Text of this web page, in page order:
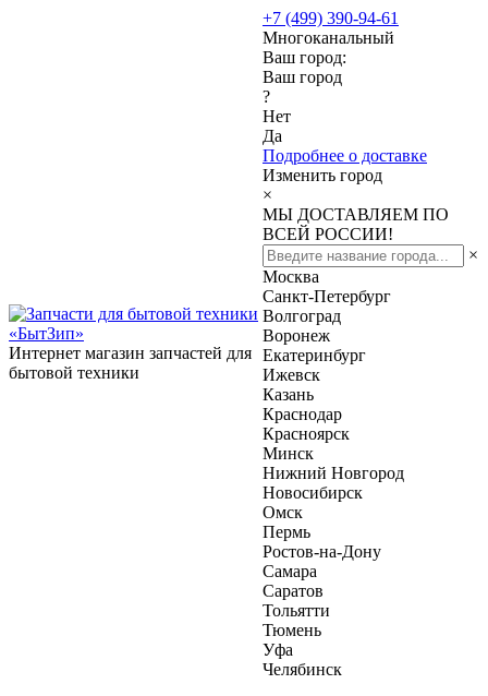
Интернет магазин запчастей для
бытовой техники
+7 (499) 390-94-61
Многоканальный
Ваш город:
Ваш город
?
Нет
Да
Подробнее о доставке
Изменить город
×
МЫ ДОСТАВЛЯЕМ ПО
ВСЕЙ РОССИИ!
×
Москва
Санкт-Петербург
Волгоград
Воронеж
Екатеринбург
Ижевск
Казань
Краснодар
Красноярск
Минск
Нижний Новгород
Новосибирск
Омск
Пермь
Ростов-на-Дону
Самара
Саратов
Тольятти
Тюмень
Уфа
Челябинск